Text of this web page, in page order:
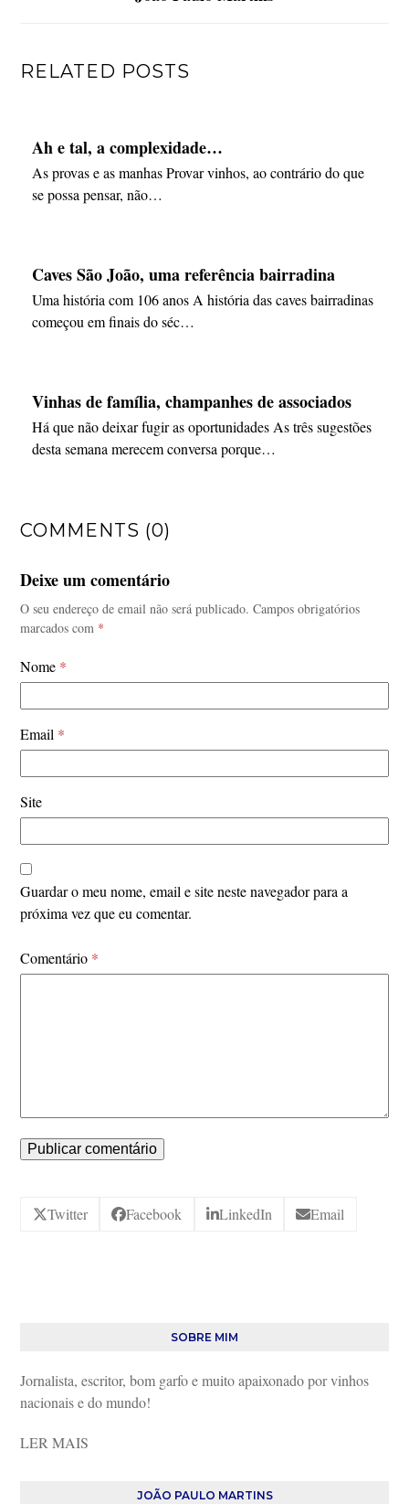
RELATED POSTS
Ah e tal, a complexidade…
As provas e as manhas Provar vinhos, ao contrário do que
se possa pensar, não…
Caves São João, uma referência bairradina
Uma história com 106 anos A história das caves bairradinas
começou em finais do séc…
Vinhas de família, champanhes de associados
Há que não deixar fugir as oportunidades As três sugestões
desta semana merecem conversa porque…
COMMENTS (0)
Deixe um comentário
O seu endereço de email não será publicado. Campos obrigatórios
marcados com *
Nome *
Email *
Site
Guardar o meu nome, email e site neste navegador para a
próxima vez que eu comentar.
Comentário *
Twitter Facebook LinkedIn Email
SOBRE MIM
Jornalista, escritor, bom garfo e muito apaixonado por vinhos
nacionais e do mundo!
LER MAIS
JOÃO PAULO MARTINS